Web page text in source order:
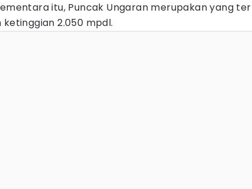
itu, Puncak Ungaran merupakan yang
ketinggian 2.050 mpdl.